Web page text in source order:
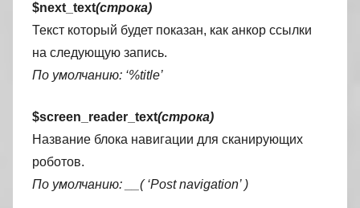
$next_text(строка)
Текст который будет показан, как анкор ссылки
на следующую запись.
По умолчанию: ‘%title’
$screen_reader_text(строка)
Название блока навигации для сканирующих
роботов.
По умолчанию: __( ‘Post navigation’ )